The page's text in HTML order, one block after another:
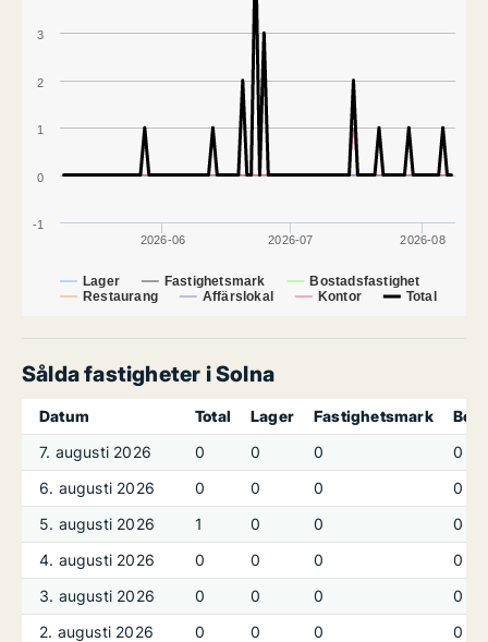
Lager Fastighetsmark
Bostadsfastighet
Restaurang
Affärslokal Kontor Total
2026-06 2026-07 2026-08
-1
0
1
2
3
Sålda fastigheter i Solna
Datum Total Lager Fastighetsmark
7. augusti 2026
0 0 0
0
6. augusti 2026
0 0 0
0
5. augusti 2026
1 0 0
0
4. augusti 2026
0 0 0
0
3. augusti 2026
0 0 0
0
2. augusti 2026
0 0 0
0